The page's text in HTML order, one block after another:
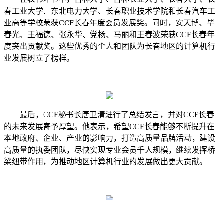
春工业大学、东北电力大学、长春职业技术学院和长春汽车工
业高等学校荣获CCF长春年度会员发展奖。同时，安天博、毕
春光、王福德、张永华、党杨、马丽和王春波荣获CCF长春年
度突出贡献奖。这些优秀的个人和团队为长春地区的计算机行
业发展树立了榜样。
最后， CCF秘书长唐卫清进行了总结发言，并对CCF长春
的未来发展寄予厚望。他表示，希望CCF长春能够不断提升在
本地政府、企业、产业的影响力，打造高质量品牌活动，建设
高质量的执委团队，尽快实现专业会员千人规模， 继续发挥桥
梁纽带作用，为推动地区计算机行业的发展做出更大贡献。